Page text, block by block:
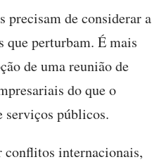
precisam de considerar a
que perturbam. É mais
de uma reunião de
do que o
serviços públicos.
conflitos internacionais,